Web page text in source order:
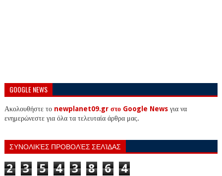
GOOGLE NEWS
Ακολουθήστε το newplanet09.gr στο Google Newsγια να
ενημερώνεστε για όλα τα τελευταία άρθρα μας.
ΣΥΝΟΛΙΚΈΣ ΠΡΟΒΟΛΈΣ ΣΕΛΊΔΑΣ
2 3 5 4 3 8 6 4